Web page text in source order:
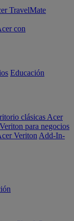
TravelMate
con
Educación
clásicas Acer
para negocios
Veriton Add-In-